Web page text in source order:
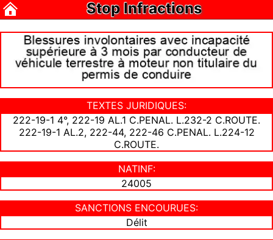
Stop Infractions
TEXTES JURIDIQUES:
222-19-1 4°, 222-19 AL.1 C.PENAL. L.232-2 C.ROUTE.
222-19-1 AL.2, 222-44, 222-46 C.PENAL. L.224-12
C.ROUTE.
NATINF:
24005
SANCTIONS ENCOURUES:
Délit